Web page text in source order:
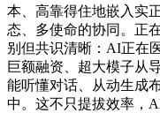
本、高靠得住地嵌入实
态、多使命的协同。正
别但共识清晰：AI正在
巨额融资、超大模子从
能听懂对话、从动生成
中。这不只提拔效率，